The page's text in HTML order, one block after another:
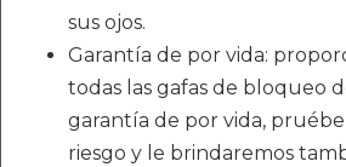
sus ojos.
Garantía de por vida:
todas las gafas de bloqueo
garantía de por vida,
riesgo y le brindaremos